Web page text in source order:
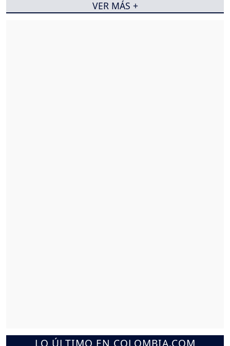
LO ÚLTIMO EN COLOMBIA.COM
VER MÁS +